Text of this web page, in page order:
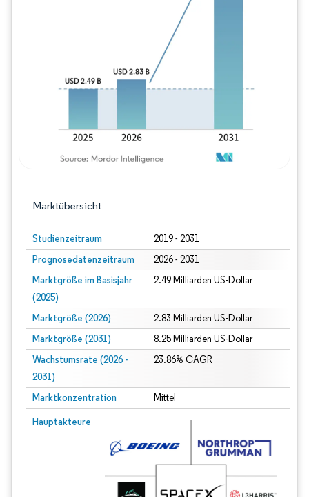
Marktübersicht
Studienzeitraum 2019 - 2031
Prognosedatenzeitraum 2026 - 2031
Marktgröße im Basisjahr
(2025)
2.49 Milliarden US-Dollar
Marktgröße (2026) 2.83 Milliarden US-Dollar
Marktgröße (2031) 8.25 Milliarden US-Dollar
Wachstumsrate (2026 -
2031)
23.86% CAGR
Marktkonzentration Mittel
Hauptakteure
Bild © Mordor Intelligence. Wiederverwendung erfordert Namensnennung
Bild © Mordor Intelligence.